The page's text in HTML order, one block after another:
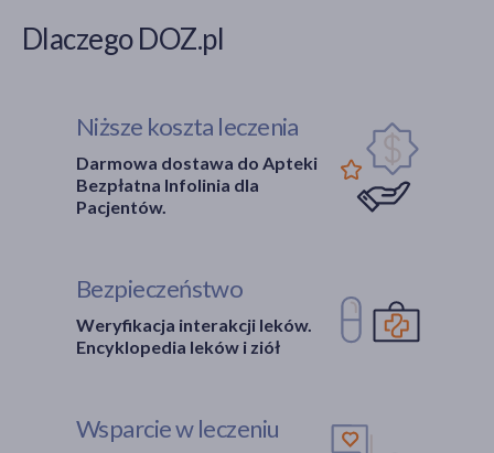
Dlaczego DOZ.pl
Niższe koszta leczenia
Darmowa dostawa do Apteki
Bezpłatna Infolinia dla
Pacjentów.
Bezpieczeństwo
Weryfikacja interakcji leków.
Encyklopedia leków i ziół
Wsparcie w leczeniu